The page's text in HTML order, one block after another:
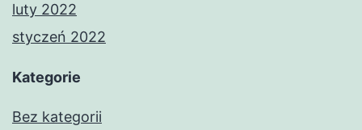
luty 2022
styczeń 2022
Kategorie
Bez kategorii